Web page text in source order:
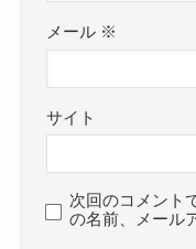
メール ※
サイト
次回のコメント
の名前、メール